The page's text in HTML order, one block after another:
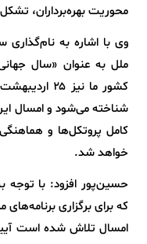
محوریت بهره‌برداران،
ملل به عنوان «سال
کشور ما نیز
شناخته می‌شود و امسال
کامل پروتکل‌ها و
خواهد شد.
حسین‌پور افزود: با
که برای برگزاری
امسال تلاش شده است